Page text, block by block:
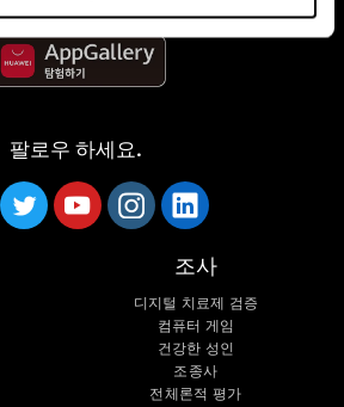
팔로우 하세요.
조사
디지털 치료제 검증
컴퓨터 게임
건강한 성인
조종사
전체론적 평가